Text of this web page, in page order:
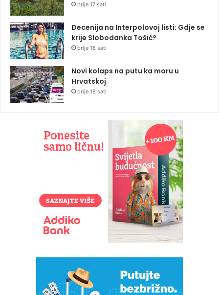
prije 17 sati
Decenija na Interpolovoj listi: Gdje se
krije Slobodanka Tošić?
prije 18 sati
Novi kolaps na putu ka moru u
Hrvatskoj
prije 18 sati